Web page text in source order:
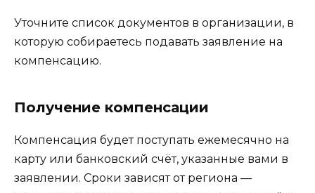
Уточните список документов в организации, в
которую собираетесь подавать заявление на
компенсацию.
Получение компенсации
Компенсация будет поступать ежемесячно на
карту или банковский счёт, указанные вами в
заявлении. Сроки зависят от региона —